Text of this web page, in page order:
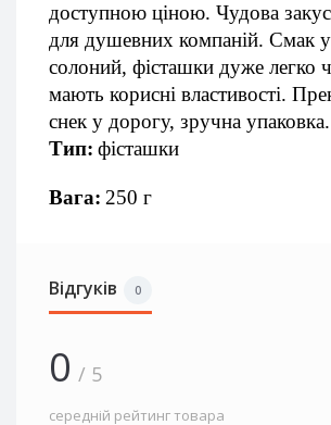
доступною ціною. Чудова
для душевних компаній. Смак
солоний, фісташки дуже легко
мають корисні властивості.
снек у дорогу, зручна упаковка.
Тип: фісташки
Вага: 250 г
Відгуків 0
0 / 5
середній рейтинг товара